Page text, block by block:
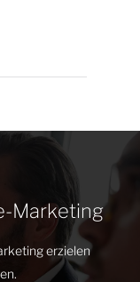
Marketing
erzielen